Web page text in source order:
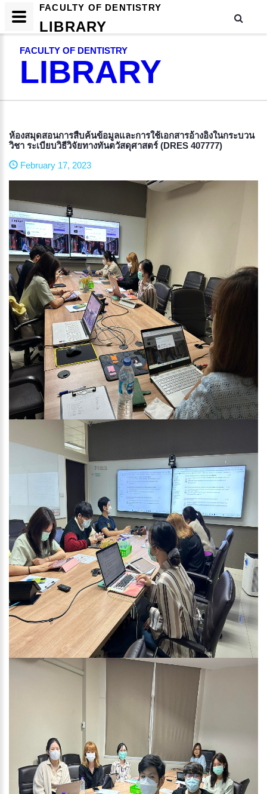
FACULTY OF DENTISTRY
LIBRARY
ห้องสมุดสอนการสืบค้นข้อมูลและการใช้เอกสารอ้างอิงในกระบวน
วิชา ระเบียบวิธีวิจัยทางทันตวัสดุศาสตร์ (DRES 407777)
February 17, 2023
FACULTY OF DENTISTRY
LIBRARY